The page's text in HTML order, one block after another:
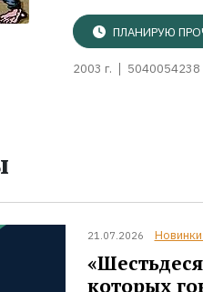
ПЛАНИРУЮ
2003 г. 5040054238
21.07.2026 Новинки
которых